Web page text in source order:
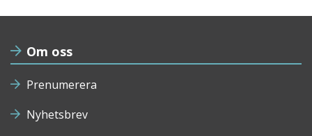
Om oss
Prenumerera
Nyhetsbrev